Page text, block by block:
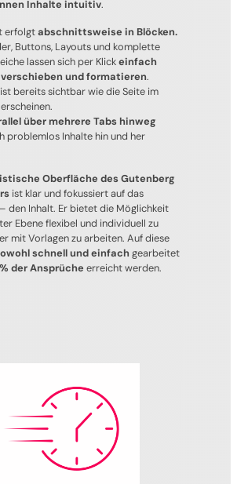
Inhalte intuitiv.
erfolgtabschnittsweise in Blöcken.
Buttons, Layouts und komplette
lassen sich per Klickeinfach
und formatieren.
bereits sichtbar wie die Seite im
über mehrere Tabs hinweg
problemlos Inhalte hin und her
Oberfläche des Gutenberg
ist klar und fokussiert auf das
den Inhalt. Er bietet die Möglichkeit
Ebene flexibel und individuell zu
mit Vorlagen zu arbeiten. Auf diese
schnell und einfachgearbeitet
der Ansprüche erreicht werden.